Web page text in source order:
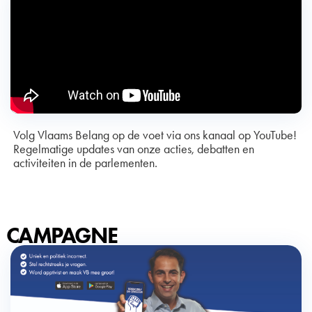
Volg Vlaams Belang op de voet via ons kanaal op YouTube!
Regelmatige updates van onze acties, debatten en
activiteiten in de parlementen.
CAMPAGNE